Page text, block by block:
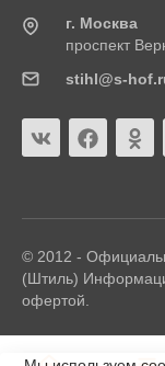
г. Москва
проспект
stihl@s-
© 2012 -
(Штиль)
офертой.